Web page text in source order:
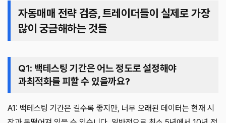
자동매매 전략 검증, 트레이더들이 실제로 가장
많이 궁금해하는 것들
Q1: 백테스팅 기간은 어느 정도로 설정해야
과최적화를 피할 수 있을까요?
A1: 백테스팅 기간은 길수록 좋지만, 너무 오래된 데이터는 현재 시